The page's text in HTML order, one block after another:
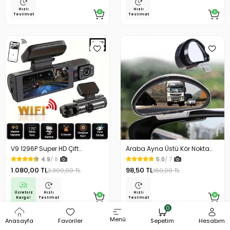
Anasayfa Favoriler Menü
0
Sepetim
Hesabım
Hızlı
Teslimat
Hızlı
Teslimat
V9 1296P Super HD Çift
Kameralı Wifi GPS Özellikli
Araç Kamerası G Sensör
Gece Görüşlü Geniş Açılı
4.9/ 8
1.080,00 TL2.300,00 TL
Ücretsiz
Kargo!
Hızlı
Teslimat
Araba Ayna Üstü Kör Nokta
Aynası
5.0/ 7
98,50 TL160,00 TL
Hızlı
Teslimat